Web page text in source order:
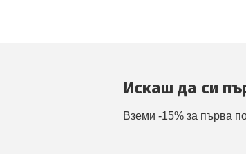
Искаш да си
Вземи -15% за първа